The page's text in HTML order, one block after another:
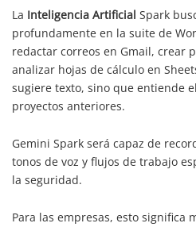
La Inteligencia Artificial Spark
profundamente en la suite de
redactar correos en Gmail, crear
analizar hojas de cálculo en
sugiere texto, sino que entiende
proyectos anteriores.
Gemini Spark será capaz de
tonos de voz y flujos de trabajo
la seguridad.
Para las empresas, esto significa